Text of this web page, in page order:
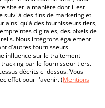
site et la manière dont il est
suivi à des fins de marketing et
ainsi qu'à des fournisseurs tiers,
digitales, des pixels de
Nous intégrons également
d'autres fournisseurs
influence sur le traitement
par le fournisseur tiers.
décrits ci-dessus. Vous
effet pour l'avenir. (Mentions